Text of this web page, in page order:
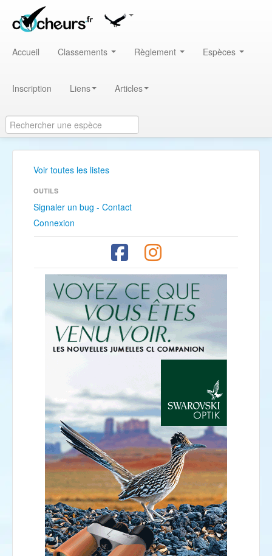
Accueil Classements Règlement Espèces
Inscription Liens Articles
Voir toutes les listes
OUTILS
Signaler un bug - Contact
Connexion